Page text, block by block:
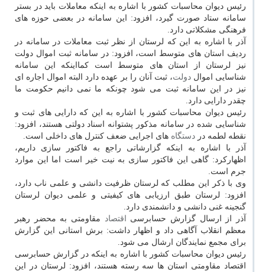
رئیس دیوان محاسبات كشور با اشاره به اینكه معاملات باید در بستر
سامانه ستاد صورت گیرد، افزود: این سامانه در بعضی حوزه های
فرهنگی مشكلاتی دارد.
آذر با اشاره به این كه لرستان از نظر ثبت معاملات در سامانه در
ردیف استان های متوسط است، افزود: در سامانه ثبت اموال دولت
نیز لرستان از استان های متوسط است كمااینكه این سامانه
شناسایی اموالدولت، ثبت آنان را بر عهده دارد البته اموال اجاره ای
نیز در این سامانه ثبت می شود چونكه ما نمی دانیم حكومت ما
چقدر دارایی دارد.
رئیس دیوان محاسبات كشور با اشاره به این كه دارایی های ثبت و
شناسایی شده در سامانه مذكور پشتوانه اسناد دولتی هستند، افزود:
نقطه لطمه در دستگاه های اجرایی ضعف كنترل های داخلی است.
آذر با اشاره به اینكه گزارشاتی راجع به فاكتور سازی داریم،
اظهاركرد: گاهی این فاكتور سازی به نیت خیر است اما این موارد
جرم است.
وی با ذكر این مطلب كه لرستان ظرفیت دانشی و علمی ناب دارد،
افزود: لرستان طبق ارزیابی های كیفیتی و علمی دیوان لرستان
گنجینه غنی دانشی و دانشمندی دارد.
آذر از ارسال گزارش حسابرسی
اقتصاد مقاومتی به محضر رهبر
معظم انقلاب آگاهی داد و اظهار داشت: برش استانی این گزارش
برای مجمع نمایندگان ارشال می شود.
رئیس دیوان محاسبات كشور با اشاره به اینكه در گزارش حسابرسی
اقتصاد مقاومتی استان ها سه رسته هستند، افزود: لرستان در این